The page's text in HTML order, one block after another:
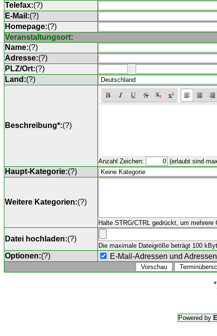
Telefax:(?)
E-Mail:(?)
Homepage:(?)
Veranstaltungsort:
Name:(?)
Adresse:(?)
PLZ/Ort:(?)
Land:(?)
Beschreibung*:(?)
Anzahl Zeichen: (erlaubt sind
Haupt-Kategorie:(?)
Weitere Kategorien:(?)
Halte STRG/CTRL gedrückt, um mehrere
Datei hochladen:(?)
Die maximale Dateigröße beträgt 100
Optionen:(?) E-Mail-Adressen und
Powered by